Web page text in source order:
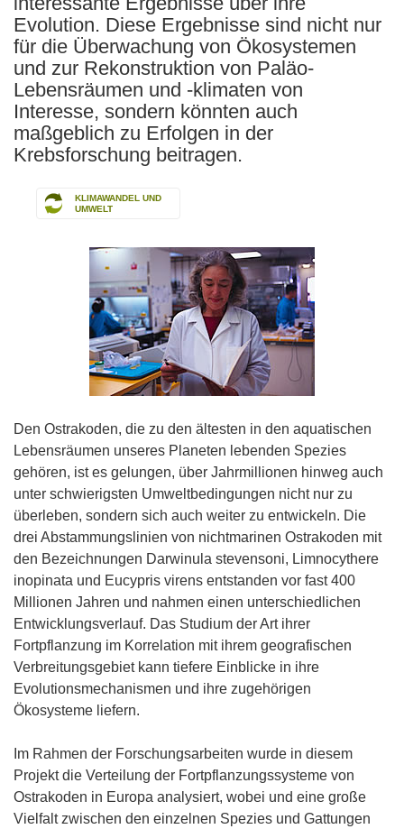
Evolution. Diese Ergebnisse sind nicht nur
für die Überwachung von Ökosystemen
und zur Rekonstruktion von Paläo-
Lebensräumen und -klimaten von
Interesse, sondern könnten auch
maßgeblich zu Erfolgen in der
Krebsforschung beitragen.
KLIMAWANDEL UND
UMWELT
Den Ostrakoden, die zu den ältesten in den aquatischen
Lebensräumen unseres Planeten lebenden Spezies
gehören, ist es gelungen, über Jahrmillionen hinweg auch
unter schwierigsten Umweltbedingungen nicht nur zu
überleben, sondern sich auch weiter zu entwickeln. Die
drei Abstammungslinien von nichtmarinen Ostrakoden mit
den Bezeichnungen Darwinula stevensoni, Limnocythere
inopinata und Eucypris virens entstanden vor fast 400
Millionen Jahren und nahmen einen unterschiedlichen
Entwicklungsverlauf. Das Studium der Art ihrer
Fortpflanzung im Korrelation mit ihrem geografischen
Verbreitungsgebiet kann tiefere Einblicke in ihre
Evolutionsmechanismen und ihre zugehörigen
Ökosysteme liefern.
Im Rahmen der Forschungsarbeiten wurde in diesem
Projekt die Verteilung der Fortpflanzungssysteme von
Ostrakoden in Europa analysiert, wobei und eine große
Vielfalt zwischen den einzelnen Spezies und Gattungen